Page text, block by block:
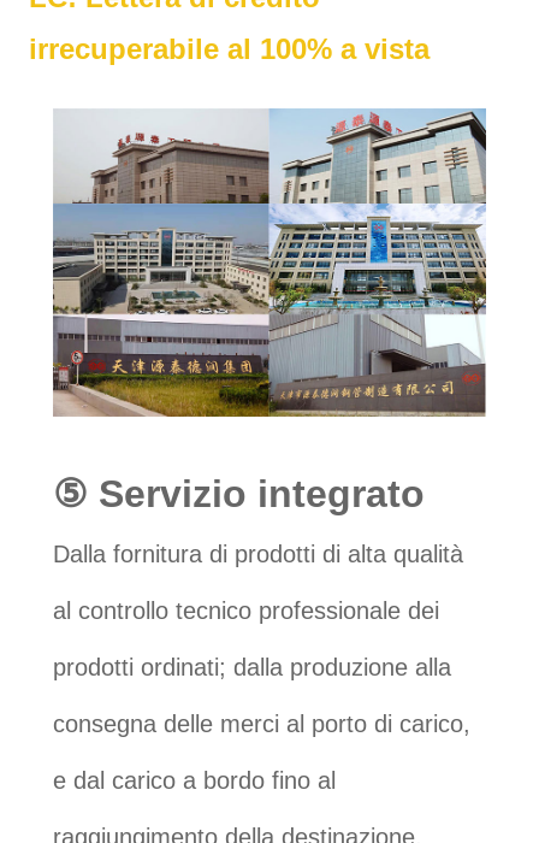
irrecuperabile al 100% a vista
⑤ Servizio integrato
Dalla fornitura di prodotti di alta qualità
al controllo tecnico professionale dei
prodotti ordinati; dalla produzione alla
consegna delle merci al porto di carico,
e dal carico a bordo fino al
raggiungimento della destinazione,